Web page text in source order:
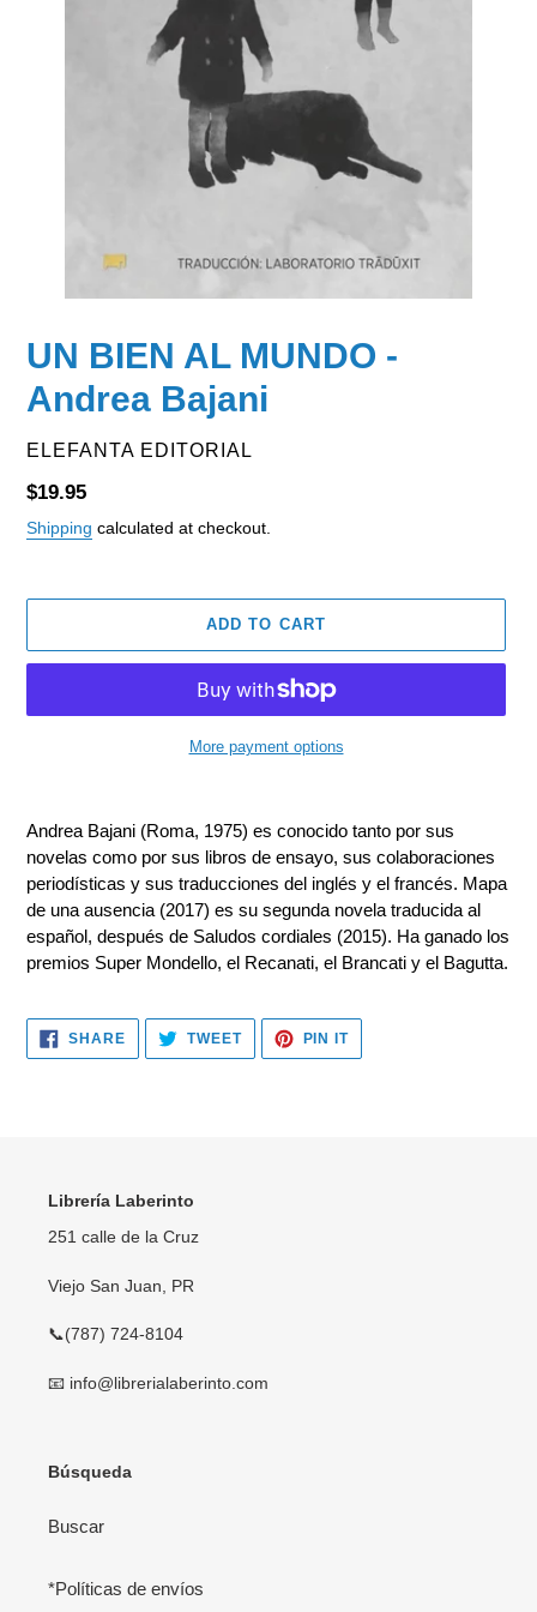
UN BIEN AL MUNDO -
Andrea Bajani
VENDOR
ELEFANTA EDITORIAL
Regular
price
$19.95
Shipping calculated at checkout.
ADD TO CART
More payment options
to
your
cart
Andrea Bajani (Roma, 1975) es conocido tanto por sus
novelas como por sus libros de ensayo, sus colaboraciones
periodísticas y sus traducciones del inglés y el francés. Mapa
de una ausencia (2017) es su segunda novela traducida al
español, después de Saludos cordiales (2015). Ha ganado los
premios Super Mondello, el Recanati, el Brancati y el Bagutta.
SHARESHARE
ON
FACEBOOK
TWEETTWEET
TWITTER
PIN ITPIN
PINTEREST
Librería Laberinto
251 calle de la Cruz
Viejo San Juan, PR
📞(787) 724-8104
📧 info@librerialaberinto.com
Búsqueda
Buscar
*Políticas de envíos